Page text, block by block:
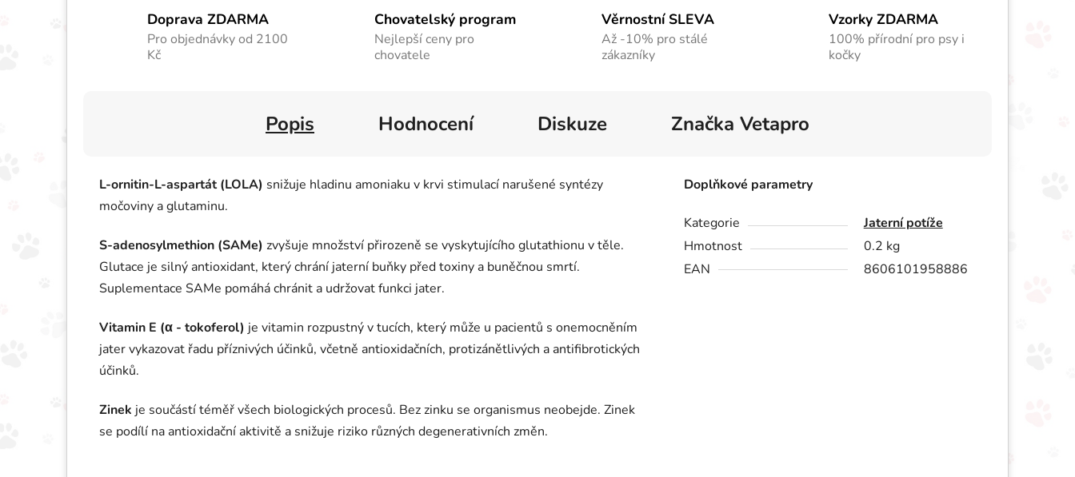
Doprava ZDARMA
Pro objednávky od 2100
Kč
Chovatelský program
Nejlepší ceny pro
chovatele
Věrnostní SLEVA
Až -10% pro stálé
zákazníky
Vzorky ZDARMA
100% přírodní pro psy i
kočky
Popis Hodnocení Diskuze Značka Vetapro
L-ornitin-L-aspartát (LOLA) snižuje hladinu amoniaku v krvi stimulací narušené syntézy
močoviny a glutaminu.
S-adenosylmethion (SAMe) zvyšuje množství přirozeně se vyskytujícího glutathionu v těle.
Glutace je silný antioxidant, který chrání jaterní buňky před toxiny a buněčnou smrtí.
Suplementace SAMe pomáhá chránit a udržovat funkci jater.
Vitamin E (α - tokoferol) je vitamin rozpustný v tucích, který může u pacientů s onemocněním
jater vykazovat řadu příznivých účinků, včetně antioxidačních, protizánětlivých a antifibrotických
účinků.
Zinek je součástí téměř všech biologických procesů. Bez zinku se organismus neobejde. Zinek
se podílí na antioxidační aktivitě a snižuje riziko různých degenerativních změn.
Doplňkové parametry
Kategorie
Jaterní potíže
Hmotnost
0.2 kg
EAN
8606101958886